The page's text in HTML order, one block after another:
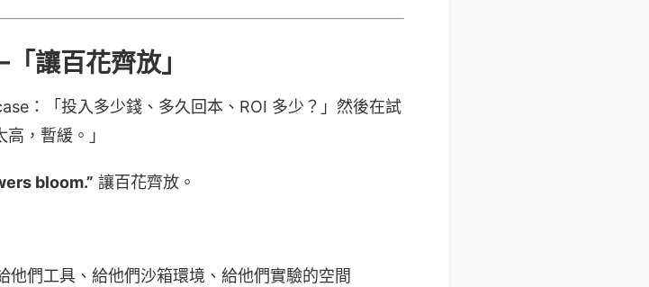
讓百花齊放」
：「投入多少錢、多久回本、ROI 多少？」然後在試
，暫緩。」
bloom.” 讓百花齊放。
他們工具、給他們沙箱環境、給他們實驗的空間